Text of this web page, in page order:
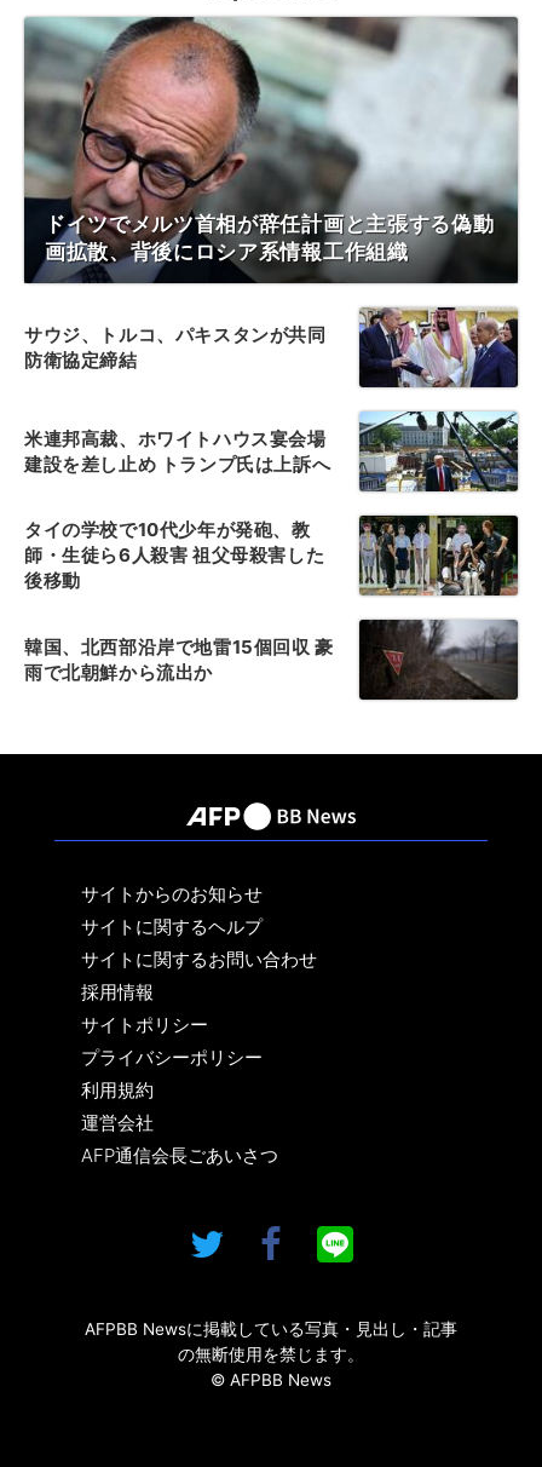
ドイツでメルツ首相が辞任計画と主張する偽動
画拡散、背後にロシア系情報工作組織
サウジ、トルコ、パキスタンが共同
防衛協定締結
米連邦高裁、ホワイトハウス宴会場
建設を差し止め トランプ氏は上訴へ
タイの学校で10代少年が発砲、教
師・生徒ら6人殺害 祖父母殺害した
後移動
韓国、北西部沿岸で地雷15個回収 豪
雨で北朝鮮から流出か
サイトからのお知らせ
サイトに関するヘルプ
サイトに関するお問い合わせ
採用情報
サイトポリシー
プライバシーポリシー
利用規約
運営会社
AFP通信会長ごあいさつ
AFPBB Newsに掲載している写真・見出し・記事
の無断使用を禁じます。
© AFPBB News